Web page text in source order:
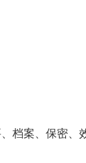
档案、保密、